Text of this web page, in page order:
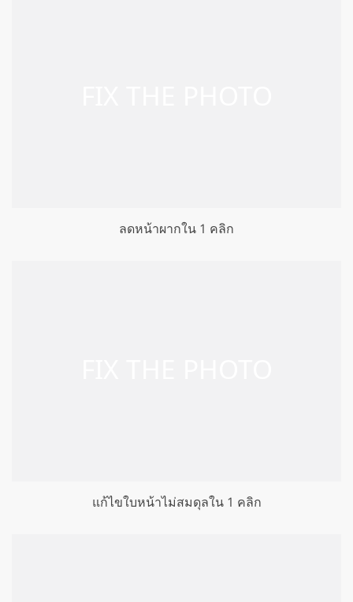
ลดหน้าผากใน 1 คลิก
แก้ไขใบหน้าไม่สมดุลใน 1 คลิก